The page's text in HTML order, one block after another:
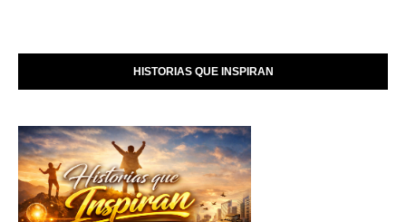
HISTORIAS QUE INSPIRAN